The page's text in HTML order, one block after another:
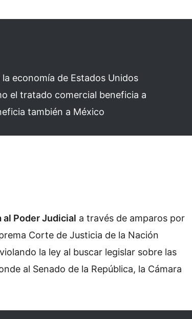
economía de Estados Unidos
el tratado comercial beneficia a
también a México
al Poder Judicial a través de amparos por
Corte de Justicia de la Nación
la ley al buscar legislar sobre las
al Senado de la República, la Cámara